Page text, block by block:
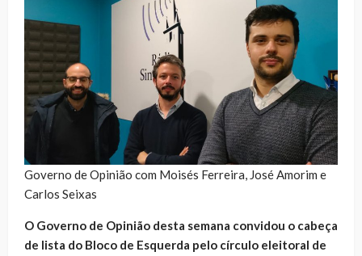
Governo de Opinião com Moisés Ferreira, José Amorim e
Carlos Seixas
O Governo de Opinião desta semana convidou o cabeça
de lista do Bloco de Esquerda pelo círculo eleitoral de